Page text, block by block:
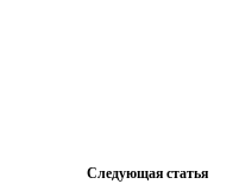
Следующая статья